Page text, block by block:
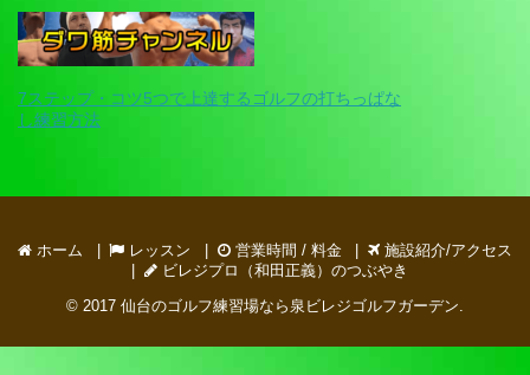
7ステップ・コツ5つで上達するゴルフの打ちっぱな
し練習方法
ホーム レッスン 営業時間 / 料金
施設紹介/アクセス
ビレジプロ（和田正義）のつぶやき
© 2017 仙台のゴルフ練習場なら泉ビレジゴルフガーデン